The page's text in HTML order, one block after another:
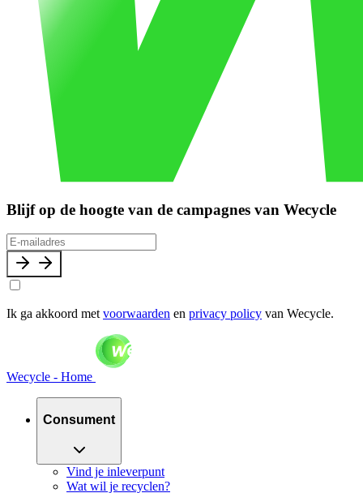
Blijf op de hoogte van de campagnes van Wecycle
Ik ga akkoord met voorwaarden en privacy policy van Wecycle.
Wecycle - Home
Consument
Vind je inleverpunt
Wat wil je recyclen?